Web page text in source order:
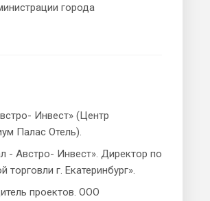
города
Инвест» (Центр
Палас Отель).
- Австро- Инвест». Директор по
г. Екатеринбург».
проектов. ООО